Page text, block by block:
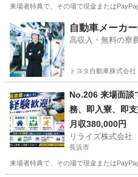
来場者特典で、その場で現金または
滋賀 近江八幡市 その他 業務
自動車メーカ
高収入・無料の寮
トヨタ自動車株式会社
No.206 来場面談
務、即入寮、即
む場所に困って
部品の製造・加工
月収380,000円
リライズ株式会社
長浜市
来場者特典で、その場で現金または